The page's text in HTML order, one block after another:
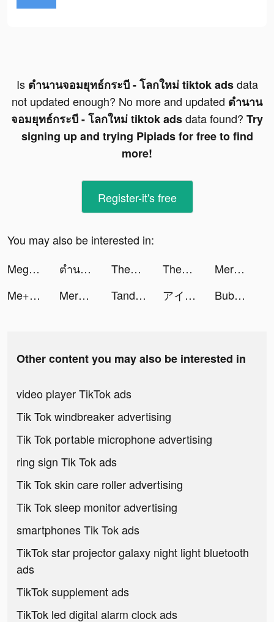
Is ตำนานจอมยุทธ์กระบี - โลกใหม่ tiktok adsdata
not updated enough? No more and updated ตำนาน
จอมยุทธ์กระบี - โลกใหม่ tiktok adsdata found? Try
signing up and trying Pipiads for free to find
more!
Register-it's free
You may also be interested in:
Mega Tower -tower defense game tiktok ads
ตำนานจอมยุทธ์กระบี - โลกใหม่ tiktok ads Themes: Color Widgets, Icons tiktok ads Themes: Color Widgets, Icons tiktok ads
Merge Hero - Warrior Battle tiktok ads
Me+: Daily Routine Planner tiktok ads
Merge Hero - Warrior Battle tiktok ads Tandoo - Live video chat&Meet tiktok ads アイドルマスター シャイニーカラーズ tiktok ads Bubble Shooter Pop Master tiktok ads
Other content you may also be interested in
video player TikTok ads
Tik Tok windbreaker advertising
Tik Tok portable microphone advertising
ring sign Tik Tok ads
Tik Tok skin care roller advertising
Tik Tok sleep monitor advertising
smartphones Tik Tok ads
TikTok star projector galaxy night light bluetooth
ads
TikTok supplement ads
TikTok led digital alarm clock ads